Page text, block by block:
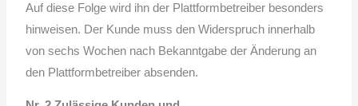
Auf diese Folge wird ihn der Plattformbetreiber besonders
hinweisen. Der Kunde muss den Widerspruch innerhalb
von sechs Wochen nach Bekanntgabe der Änderung an
den Plattformbetreiber absenden.